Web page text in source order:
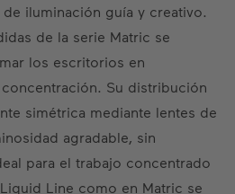
iluminación guía y creativo.
de la serie Matric se
los escritorios en
Su distribución
simétrica mediante lentes de
agradable, sin
para el trabajo concentrado
Line como en Matric se